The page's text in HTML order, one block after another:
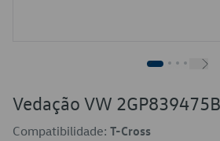
Vedação VW
Compatibilidade: T-Cross